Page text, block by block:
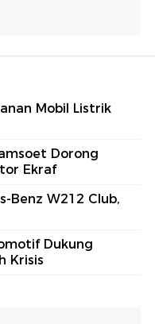
Mobil Listrik
Dorong
Ekraf
Benz W212 Club,
Dukung
Krisis